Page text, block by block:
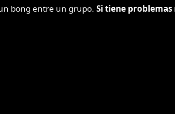
bong entre un grupo. Si tiene